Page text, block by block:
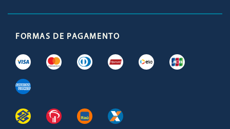
FORMAS DE PAGAMENTO